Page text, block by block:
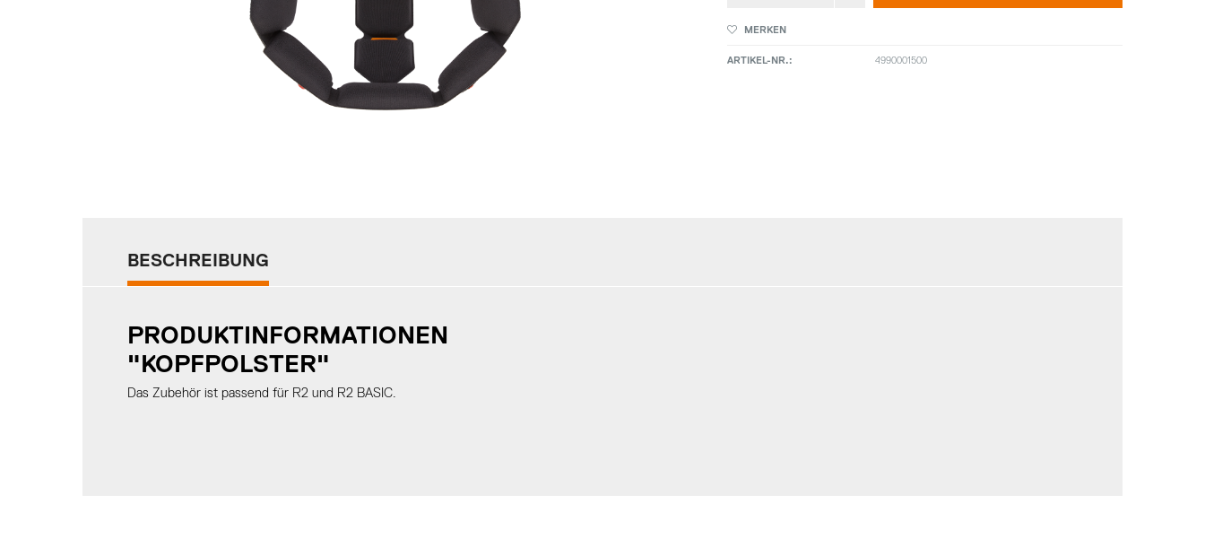
MERKEN
ARTIKEL-NR.: 4990001500
BESCHREIBUNG
PRODUKTINFORMATIONEN
"KOPFPOLSTER"
Das Zubehör ist passend für R2 und R2 BASIC.